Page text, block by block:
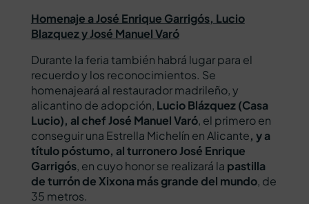
Homenaje a José Enrique Garrigós, Lucio
Blazquez y José Manuel Varó
Durante la feria también habrá lugar para el
recuerdo y los reconocimientos. Se
homenajeará al restaurador madrileño, y
alicantino de adopción, Lucio Blázquez (Casa
Lucio), al chef José Manuel Varó, el primero en
conseguir una Estrella Michelín en Alicante, y a
título póstumo, al turronero José Enrique
Garrigós, en cuyo honor se realizará la pastilla
de turrón de Xixona más grande del mundo, de
35 metros.